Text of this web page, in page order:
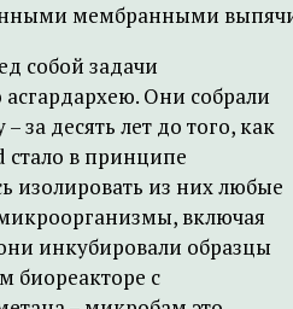
мембранными
собой задачи
Они собрали
за десять лет до того, как
стало в принципе
изолировать из них любые
включая
инкубировали образцы
биореакторе с